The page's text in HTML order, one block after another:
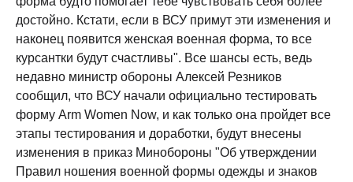
достойно. Кстати, если в ВСУ примут эти изменения и
наконец появится женская военная форма, то все
курсантки будут счастливы". Все шансы есть, ведь
недавно министр обороны Алексей Резников
сообщил, что ВСУ начали официально тестировать
форму Arm Women Now, и как только она пройдет все
этапы тестирования и доработки, будут внесены
изменения в приказ Минобороны "Об утверждении
Правил ношения военной формы одежды и знаков